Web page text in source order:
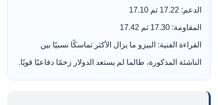
الدعم: 17.22 ثم 17.10
المقاومة: 17.30 ثم 17.42
القراءة الفنية: البيزو ما يزال الأكثر تماسكًا نسبيًا بين
الناشئة المذكورة، طالما لم يستعد الدولار زخمًا دفاعيًا قويًا.